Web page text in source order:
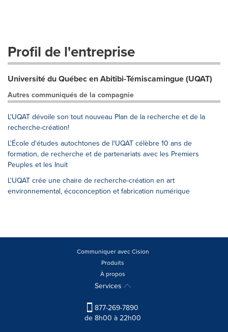
Profil de l'entreprise
Université du Québec en Abitibi-Témiscamingue (UQAT)
Autres communiqués de la compagnie
L'UQAT dévoile son tout nouveau Plan de la recherche et de la
recherche-création!
L'École d'études autochtones de l'UQAT célèbre 10 ans de
formation, de recherche et de partenariats avec les Premiers
Peuples et les Inuit
L'UQAT crée une chaire de recherche-création en art
environnemental, écoconception et fabrication numérique
Communiquer avec Cision
Produits
À propos
Services
877-269-7890
de 8h00 à 22h00